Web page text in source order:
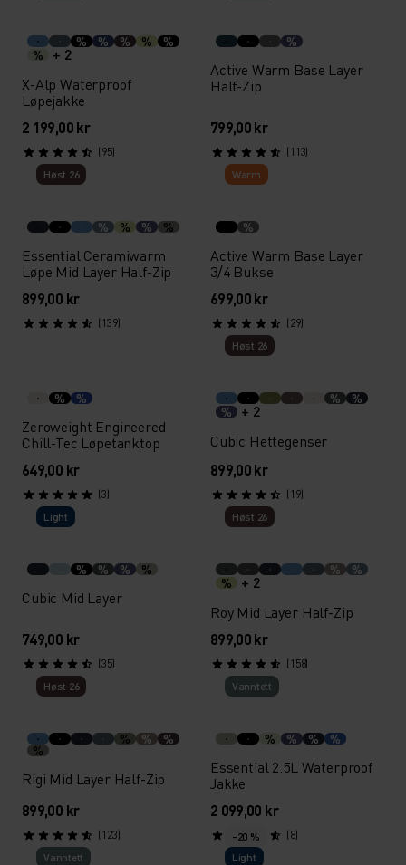
% % % %
%
%
+ 2
X-Alp Waterproof
Løpejakke
2 199,00 kr
(95)
%
Active Warm Base Layer
Half-Zip
799,00 kr
(113)
Høst 26
% % % %
Essential Ceramiwarm
Løpe Mid Layer Half-Zip
899,00 kr
(139)
Warm
%
Active Warm Base Layer
3/4 Bukse
699,00 kr
(29)
% %
Zeroweight Engineered
Chill-Tec Løpetanktop
649,00 kr
(3)
Høst 26
%
%
%
+ 2
Cubic Hettegenser
899,00 kr
(19)
Light
% % % %
Cubic Mid Layer
749,00 kr
(35)
Høst 26
%
%
%
+ 2
Roy Mid Layer Half-Zip
899,00 kr
(158)
Høst 26
% % %
%
Rigi Mid Layer Half-Zip
899,00 kr
(123)
Vann­tett
% % % %
Essential 2.5L Waterproof
Jakke
2 099,00 kr
(8)
Vann­tett
-20 %
Light